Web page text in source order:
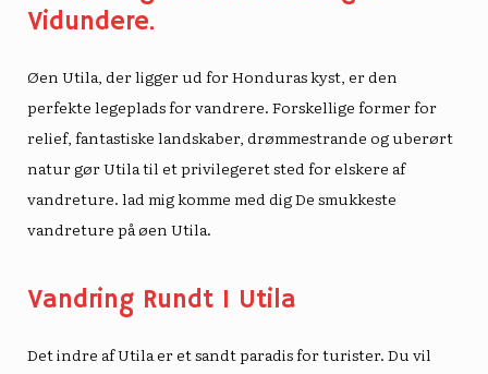
Vidundere.
Øen Utila, der ligger ud for Honduras kyst, er den
perfekte legeplads for vandrere. Forskellige former for
relief, fantastiske landskaber, drømmestrande og uberørt
natur gør Utila til et privilegeret sted for elskere af
vandreture. lad mig komme med digDe smukkeste
vandreture på øen Utila.
Vandring Rundt I Utila
Det indre af Utila er et sandt paradis for turister. Du vil